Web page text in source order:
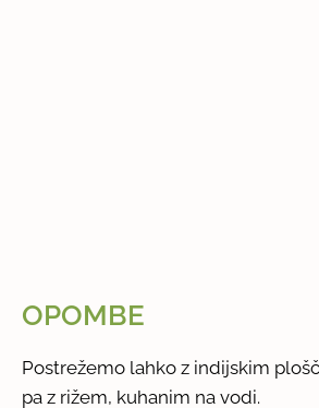
OPOMBE
Postrežemo lahko z indijskim
pa z rižem, kuhanim na vodi.